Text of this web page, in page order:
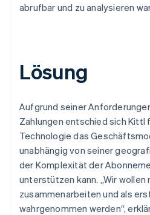
abrufbar und zu analysieren
Lösung
Aufgrund seiner
Zahlungen entschied sich Kittl
Technologie das
unabhängig von seiner
der Komplexität der
unterstützen kann. „Wir
zusammenarbeiten und als
wahrgenommen werden“,